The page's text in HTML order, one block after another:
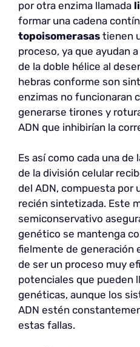
por otra enzima llamada
formar una cadena
topoisomerasas tienen
proceso, ya que ayudan
de la doble hélice al
hebras conforme son
enzimas no funcionaran
generarse tirones y
ADN que inhibirían la
Es así como cada una
de la división celular
del ADN, compuesta por
recién sintetizada. Este
semiconservativo
genético se mantenga
fielmente de generación
de ser un proceso muy
potenciales que pueden
genéticas, aunque los
ADN estén
estas fallas.